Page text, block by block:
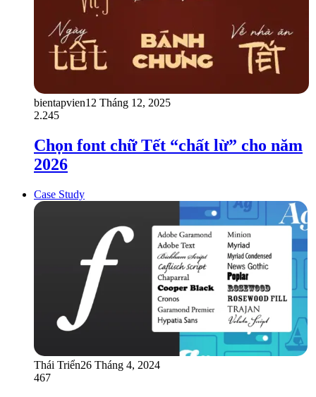
bientapvien1 2 Tháng 12, 2025
2.245
Chọn font chữ Tết “chất lừ” cho năm
2026
Case Study
Thái Triển26 Tháng 4, 2024
467